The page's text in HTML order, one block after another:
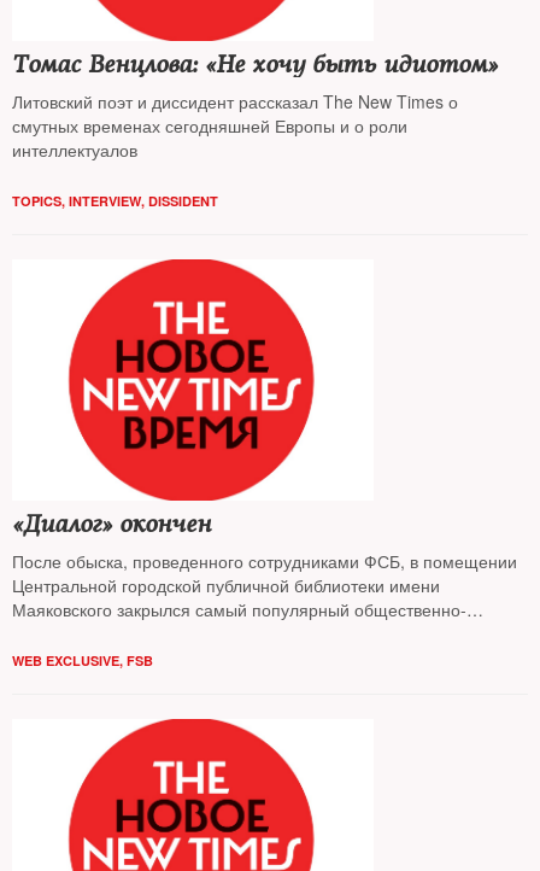
Томас Венцлова: «Не хочу быть идиотом»
Литовский поэт и диссидент рассказал The New Times о
смутных временах сегодняшней Европы и о роли
интеллектуалов
TOPICS, INTERVIEW, DISSIDENT
«Диалог» окончен
После обыска, проведенного сотрудниками ФСБ, в помещении
Центральной городской публичной библиотеки имени
Маяковского закрылся самый популярный общественно-
годы
WEB EXCLUSIVE, FSB